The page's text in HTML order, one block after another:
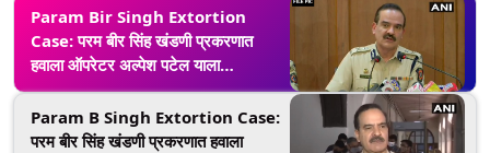
यांना टोला
Param Bir Singh Extortion
Case: परम बीर सिंह खंडणी प्रकरणात
हवाला ऑपरेटर अल्पेश पटेल याला
गुजरातमधून अटक
Param B Singh Extortion Case:
परम बीर सिंह खंडणी प्रकरणात हवाला